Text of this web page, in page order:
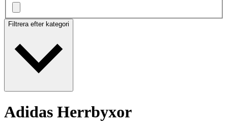
Filtrera efter kategori
Adidas Herrbyxor